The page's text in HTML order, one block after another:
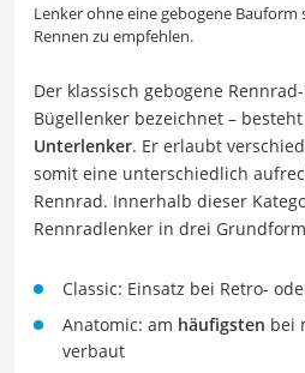
Lenker ohne eine gebogene Bauform
Rennen zu empfehlen.
Der klassisch gebogene
Bügellenker bezeichnet –
Unterlenker. Er erlaubt
somit eine unterschiedlich
Rennrad. Innerhalb dieser
Rennradlenker in drei
Classic: Einsatz bei Retro-
Anatomic: am häufigsten bei
verbaut